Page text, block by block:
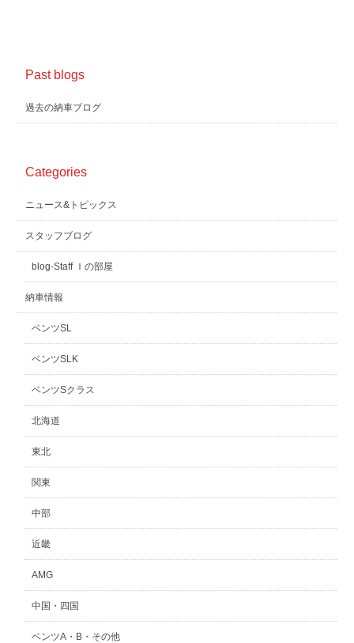
Past blogs
過去の納車ブログ
Categories
ニュース&トピックス
スタッフブログ
blog-Staff Ｉの部屋
納車情報
ベンツSL
ベンツSLK
ベンツSクラス
北海道
東北
関東
中部
近畿
AMG
中国・四国
ベンツA・B・その他